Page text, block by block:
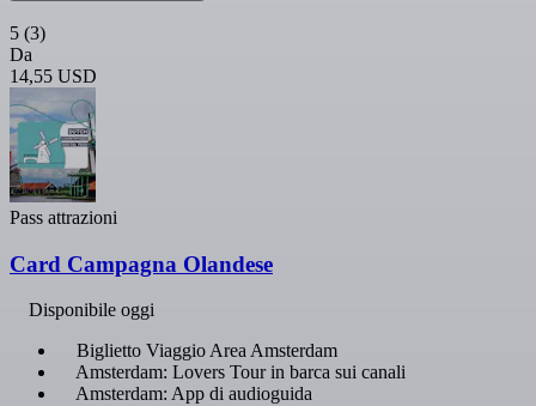
5 (3)
Da
14,55 USD
Pass attrazioni
Card Campagna Olandese
Disponibile oggi
Biglietto Viaggio Area Amsterdam
Amsterdam: Lovers Tour in barca sui canali
Amsterdam: App di audioguida